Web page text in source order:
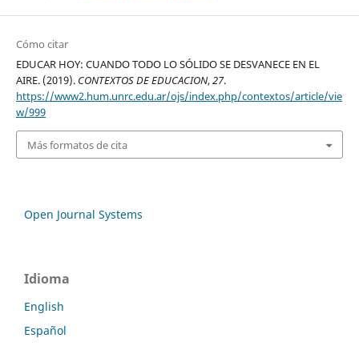
Cómo citar
EDUCAR HOY: CUANDO TODO LO SÓLIDO SE DESVANECE EN EL
AIRE. (2019). CONTEXTOS DE EDUCACION,27.
https://www2.hum.unrc.edu.ar/ojs/index.php/contextos/article/vie
w/999
Más formatos de cita
Open Journal Systems
Idioma
English
Español